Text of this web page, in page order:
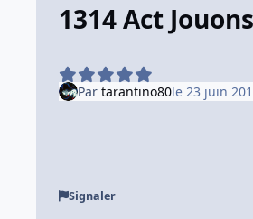
1314 Act
Par tarantino80le 23 juin
Signaler